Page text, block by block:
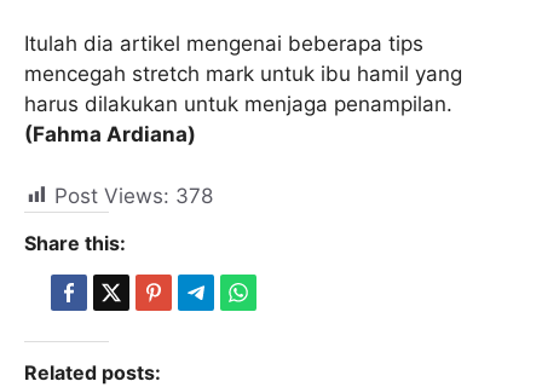
Itulah dia artikel mengenai beberapa tips
mencegah stretch mark untuk ibu hamil yang
harus dilakukan untuk menjaga penampilan.
(Fahma Ardiana)
Post Views: 378
Share this:
Related posts: